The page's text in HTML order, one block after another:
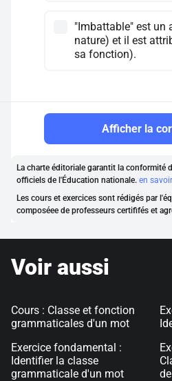
"Imbattable" est un
nature) et il est
sa fonction).
Afficher la
La charte éditoriale garantit la conformité
officiels de l'Éducation nationale. en
Les cours et exercices sont rédigés par
composéee de professeurs certififés et
Voir aussi
Cours : Classe et fonction
grammaticales d'un mot
Exercice fondamental :
Identifier la classe
grammaticale d'un mot